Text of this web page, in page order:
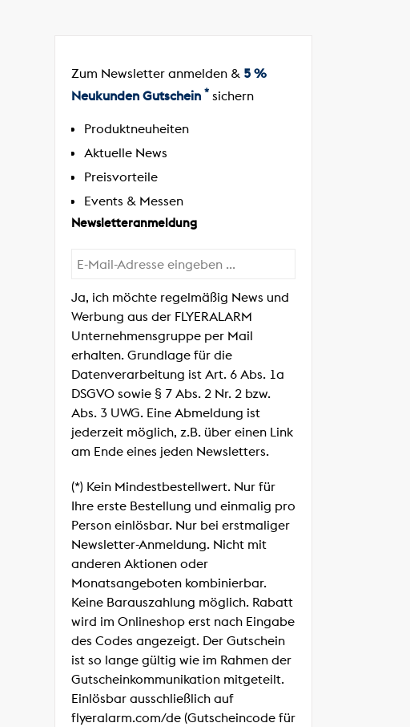
Zum Newsletter anmelden & 5 %
Neukunden Gutschein * sichern
Produktneuheiten
Aktuelle News
Preisvorteile
Events & Messen
Newsletteranmeldung
Ja, ich möchte regelmäßig News und
Werbung aus der FLYERALARM
Unternehmensgruppe per Mail
erhalten. Grundlage für die
Datenverarbeitung ist Art. 6 Abs. 1a
DSGVO sowie § 7 Abs. 2 Nr. 2 bzw.
Abs. 3 UWG. Eine Abmeldung ist
jederzeit möglich, z.B. über einen Link
am Ende eines jeden Newsletters.
(*) Kein Mindestbestellwert. Nur für
Ihre erste Bestellung und einmalig pro
Person einlösbar. Nur bei erstmaliger
Newsletter-Anmeldung. Nicht mit
anderen Aktionen oder
Monatsangeboten kombinierbar.
Keine Barauszahlung möglich. Rabatt
wird im Onlineshop erst nach Eingabe
des Codes angezeigt. Der Gutschein
ist so lange gültig wie im Rahmen der
Gutscheinkommunikation mitgeteilt.
Einlösbar ausschließlich auf
flyeralarm.com/de (Gutscheincode für